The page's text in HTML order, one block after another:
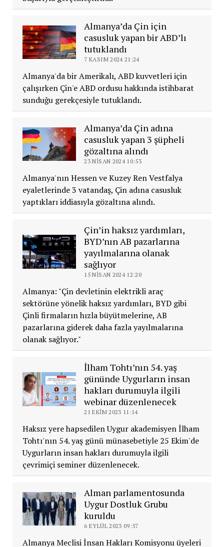
Almanya’da Çin için
casusluk yapan bir ABD’lı
tutuklandı
7 KASIM 2024 21:24
Almanya'da bir Amerikalı, ABD kuvvetleri için
çalışırken Çin'e ABD ordusu hakkında istihbarat
sunduğu gerekçesiyle tutuklandı.
Almanya’da Çin adına
casusluk yapan 3 şüpheli
gözaltına alındı
23 NISAN 2024 10:53
Almanya'nın Hessen ve Kuzey Ren Vestfalya
eyaletlerinde 3 vatandaş, Çin adına casusluk
yaptıkları iddiasıyla gözaltına alındı.
Çin’in haksız yardımları,
BYD’nın AB pazarlarına
yayılmalarına olanak
sağlıyor
15 NISAN 2024 12:20
Almanya: "Çin devletinin elektrikli araç
sektörüne yönelik haksız yardımları, BYD gibi
Çinli firmaların hızla büyütmelerine, AB
pazarlarına giderek daha fazla yayılmalarına
olanak sağlıyor."
İlham Tohtı’nın 54. yaş
gününde Uygurların insan
hakları durumuyla ilgili
webinar düzenlenecek
21 EKIM 2023 11:14
Haksız yere hapsedilen Uygur akademisyen İlham
Tohtı'nın 54. yaş günü münasebetiyle 25 Ekim'de
Uygurların insan hakları durumuyla ilgili
çevrimiçi seminer düzenlenecek.
Alman parlamentosunda
Uygur Dostluk Grubu
kuruldu
6 EYLÜL 2023 09:57
Almanya Meclisi İnsan Hakları Komisyonu üyeleri